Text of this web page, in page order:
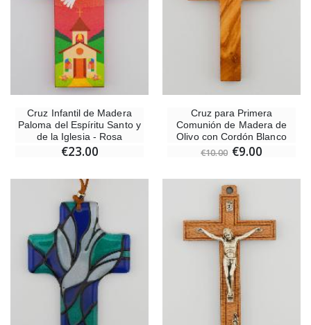
Cruz Infantil de Madera
Paloma del Espíritu Santo y
de la Iglesia - Rosa
€23.00
Cruz para Primera
Comunión de Madera de
Olivo con Cordón Blanco
€10.00 €9.00